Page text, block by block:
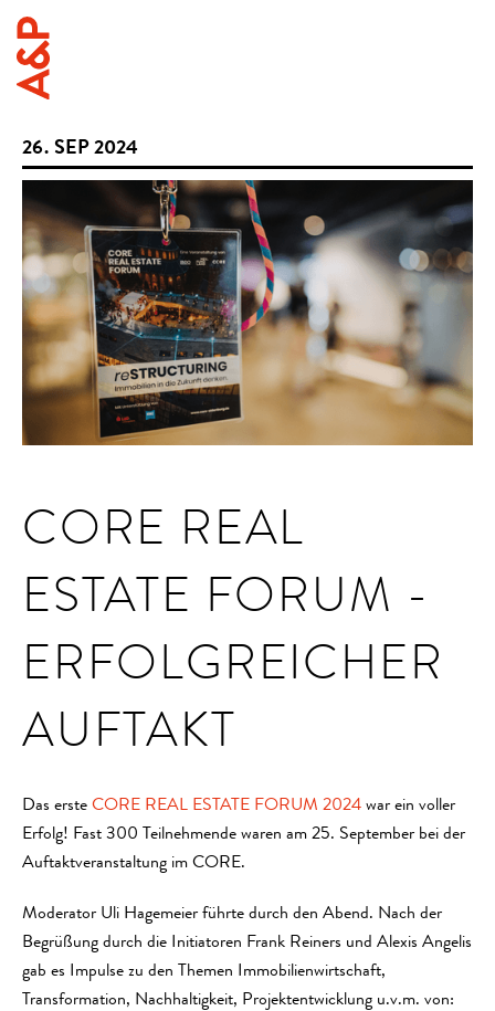
26. SEP 2024
CORE REAL
ESTATE FORUM -
ERFOLGREICHER
AUFTAKT
Das erste CORE REAL ESTATE FORUM 2024 war ein voller
Erfolg! Fast 300 Teilnehmende waren am 25. September bei der
Auftaktveranstaltung im CORE.
Moderator Uli Hagemeier führte durch den Abend. Nach der
Begrüßung durch die Initiatoren Frank Reiners und Alexis Angelis
gab es Impulse zu den Themen Immobilienwirtschaft,
Transformation, Nachhaltigkeit, Projektentwicklung u.v.m. von: